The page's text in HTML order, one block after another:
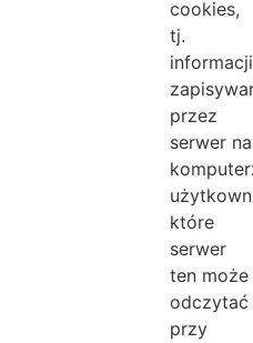
cookies,
tj.
informacji
przez
serwer na
które
serwer
ten może
odczytać
przy